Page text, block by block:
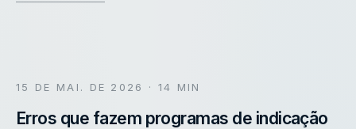
15 DE MAI. DE 2026 · 14 MIN
Erros que fazem programas de indicação